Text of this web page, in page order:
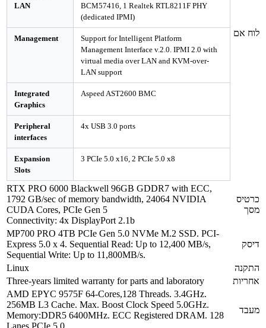
BCM57416, 1 Realtek RTL8211F PHY
(dedicated IPMI)
Management
Support for Intelligent Platform
Management Interface v.2.0. IPMI 2.0 with
virtual media over LAN and KVM-over-
LAN support
Integrated
Aspeed AST2600 BMC
Peripheral
4x USB 3.0 ports
Expansion
3 PCIe 5.0 x16, 2 PCIe 5.0 x8
RTX PRO 6000 Blackwell 96GB GDDR7 with ECC,
1792 GB/sec of memory bandwidth, 24064 NVIDIA
CUDA Cores, PCIe Gen 5
Connectivity: 4x DisplayPort 2.1b
MP700 PRO 4TB PCIe Gen 5.0 NVMe M.2 SSD. PCI-
Express 5.0 x 4. Sequential Read: Up to 12,400 MB/s,
Sequential Write: Up to 11,800MB/s.
Three-years limited warranty for parts and laboratory
AMD EPYC 9575F 64-Cores,128 Threads. 3.4GHz.
256MB L3 Cache. Max. Boost Clock Speed 5.0GHz.
Memory:DDR5 6400MHz. ECC Registered DRAM. 128
Lanes PCIe 5.0.